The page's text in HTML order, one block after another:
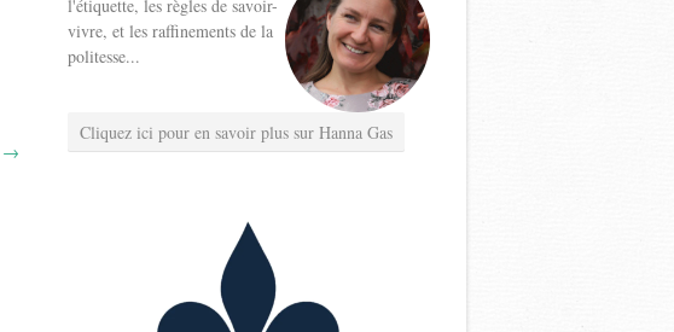
→
l'étiquette, les règles de savoir-
vivre, et les raffinements de la
politesse...
Cliquez ici pour en savoir plus sur Hanna Gas